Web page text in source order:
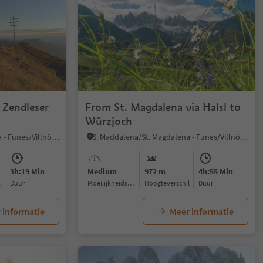
S. Maddalena/St. Magdalena - Funes/Villnöss, Villnöss/Funes, Dolomites Region Lüsen Villnöss
3h:19 Min
Duur
informatie
From St. Magdalena via Halsl to
Würzjoch
S. Maddalena/St. Magdalena - Funes/Villnöss, Villnöss/Funes, Dolomites Region Lüsen Villnöss
Medium
Moeilijkheidsgraad
972 m
Hoogteverschil
4h:55 Min
Duur
Meer informatie